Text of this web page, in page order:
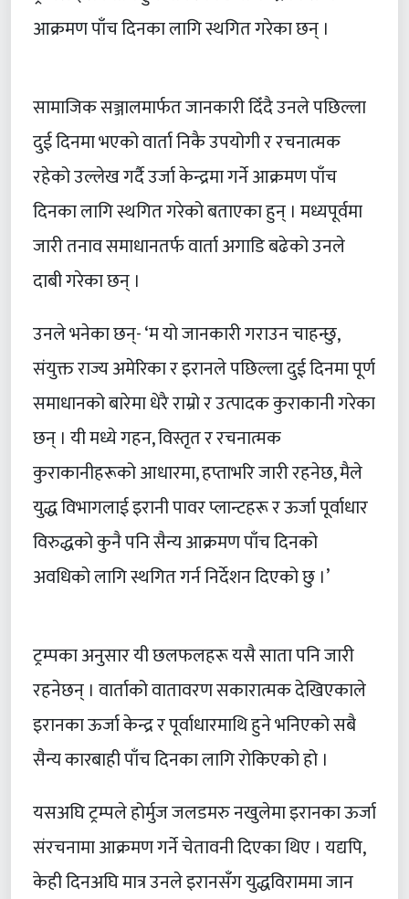
आक्रमण पाँच दिनका लागि स्थगित गरेका छन् ।
सामाजिक सञ्जालमार्फत जानकारी दिँदै उनले पछिल्ला
दुई दिनमा भएको वार्ता निकै उपयोगी र रचनात्मक
रहेको उल्लेख गर्दै उर्जा केन्द्रमा गर्ने आक्रमण पाँच
दिनका लागि स्थगित गरेको बताएका हुन् । मध्यपूर्वमा
जारी तनाव समाधानतर्फ वार्ता अगाडि बढेको उनले
दाबी गरेका छन् ।
उनले भनेका छन्- ‘म यो जानकारी गराउन चाहन्छु,
संयुक्त राज्य अमेरिका र इरानले पछिल्ला दुई दिनमा पूर्ण
समाधानको बारेमा धेरै राम्रो र उत्पादक कुराकानी गरेका
छन् । यी मध्ये गहन, विस्तृत र रचनात्मक
कुराकानीहरूको आधारमा, हप्ताभरि जारी रहनेछ, मैले
युद्ध विभागलाई इरानी पावर प्लान्टहरू र ऊर्जा पूर्वाधार
विरुद्धको कुनै पनि सैन्य आक्रमण पाँच दिनको
अवधिको लागि स्थगित गर्न निर्देशन दिएको छु ।’
ट्रम्पका अनुसार यी छलफलहरू यसै साता पनि जारी
रहनेछन् । वार्ताको वातावरण सकारात्मक देखिएकाले
इरानका ऊर्जा केन्द्र र पूर्वाधारमाथि हुने भनिएको सबै
सैन्य कारबाही पाँच दिनका लागि रोकिएको हो ।
यसअघि ट्रम्पले होर्मुज जलडमरु नखुलेमा इरानका ऊर्जा
संरचनामा आक्रमण गर्ने चेतावनी दिएका थिए । यद्यपि,
केही दिनअघि मात्र उनले इरानसँग युद्धविराममा जान